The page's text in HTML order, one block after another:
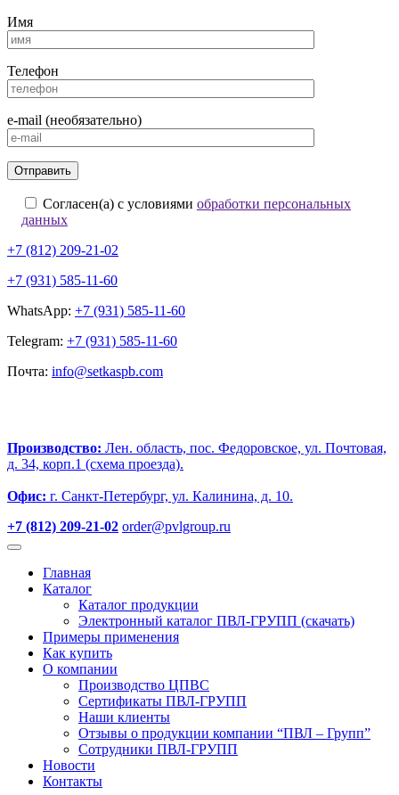
Имя
Телефон
e-mail (необязательно)
Согласен(а) с условиями обработки персональных
данных
+7 (812) 209-21-02
+7 (931) 585-11-60
WhatsApp: +7 (931) 585-11-60
Telegram: +7 (931) 585-11-60
Почта: info@setkaspb.com
Производство: Лен. область, пос. Федоровское, ул. Почтовая,
д. 34, корп.1 (схема проезда).
Офис: г. Санкт-Петербург, ул. Калинина, д. 10.
+7 (812) 209-21-02 order@pvlgroup.ru
Главная
Каталог
Каталог продукции
Электронный каталог ПВЛ-ГРУПП (скачать)
Примеры применения
Как купить
О компании
Производство ЦПВС
Сертификаты ПВЛ-ГРУПП
Наши клиенты
Отзывы о продукции компании “ПВЛ – Групп”
Сотрудники ПВЛ-ГРУПП
Новости
Контакты